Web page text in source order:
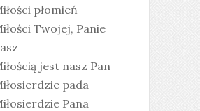
płomień
Twojej, Panie
jest nasz Pan
pada
Pana